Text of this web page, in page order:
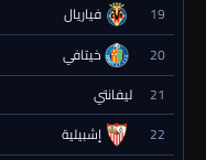
19 فياريال
20 خيتافي
21 ليفانتي
22 إشبيلية